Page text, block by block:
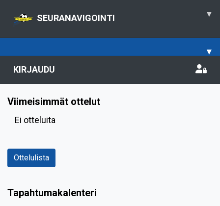
SEURANAVIGOINTI ▾
▾
KIRJAUDU
Viimeisimmät ottelut
Ei otteluita
Ottelulista
Tapahtumakalenteri